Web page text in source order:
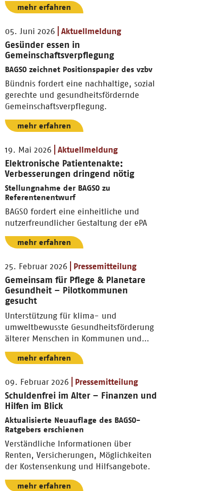
mehr erfahren
05. Juni 2026 Aktuellmeldung
Gesünder essen in
Gemeinschaftsverpflegung
BAGSO zeichnet Positionspapier des vzbv
Bündnis fordert eine nachhaltige, sozial
gerechte und gesundheitsfördernde
Gemeinschaftsverpflegung.
mehr erfahren
19. Mai 2026 Aktuellmeldung
Elektronische Patientenakte:
Verbesserungen dringend nötig
Stellungnahme der BAGSO zu
Referentenentwurf
BAGSO fordert eine einheitliche und
nutzerfreundlicher Gestaltung der ePA
mehr erfahren
25. Februar 2026 Pressemitteilung
Gemeinsam für Pflege & Planetare
Gesundheit – Pilotkommunen
gesucht
Unterstützung für klima- und
umweltbewusste Gesundheitsförderung
älterer Menschen in Kommunen und
Pflegeeinrichtungen.
mehr erfahren
09. Februar 2026 Pressemitteilung
Schuldenfrei im Alter – Finanzen und
Hilfen im Blick
Aktualisierte Neuauflage des BAGSO-
Ratgebers erschienen
Verständliche Informationen über
Renten, Versicherungen, Möglichkeiten
der Kostensenkung und Hilfsangebote.
mehr erfahren